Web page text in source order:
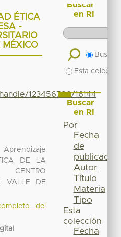
ÉTICA
-
123456789/16144
DE LA
VALLE DE
del
Buscar
en RI
Buscar
Esta
Buscar
en RI
Por
Fecha
de
publicación
Autor
Título
Materia
Tipo
Esta
colección
Fecha